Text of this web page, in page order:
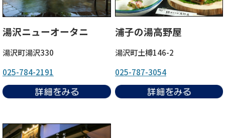
湯沢ニューオータニ 浦子の湯高野屋
湯沢町湯沢330
湯沢町土樽146-2
025-784-2191
025-787-3054